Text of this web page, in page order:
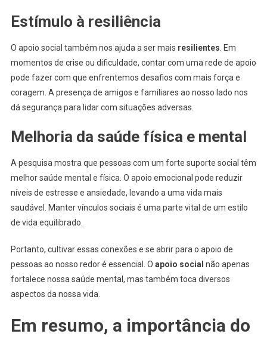
Estímulo à resiliência
O apoio social também nos ajuda a ser mais resilientes . Em
momentos de crise ou dificuldade, contar com uma rede de apoio
pode fazer com que enfrentemos desafios com mais força e
coragem. A presença de amigos e familiares ao nosso lado nos
dá segurança para lidar com situações adversas.
Melhoria da saúde física e mental
A pesquisa mostra que pessoas com um forte suporte social têm
melhor saúde mental e física. O apoio emocional pode reduzir
níveis de estresse e ansiedade, levando a uma vida mais
saudável. Manter vínculos sociais é uma parte vital de um estilo
de vida equilibrado.
Portanto, cultivar essas conexões e se abrir para o apoio de
pessoas ao nosso redor é essencial. O apoio social não apenas
fortalece nossa saúde mental, mas também toca diversos
aspectos da nossa vida.
Em resumo, a importância do